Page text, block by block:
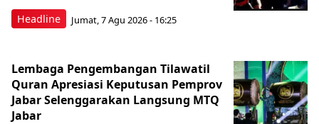
Headline Jumat, 7 Agu 2026 - 16:25
Lembaga Pengembangan Tilawatil
Quran Apresiasi Keputusan Pemprov
Jabar Selenggarakan Langsung MTQ
Jabar